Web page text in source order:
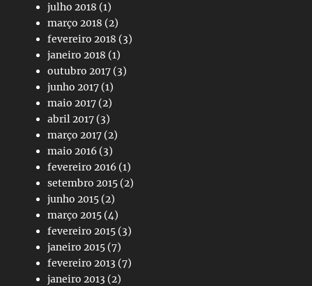
julho 2018 (1)
março 2018 (2)
fevereiro 2018 (3)
janeiro 2018 (1)
outubro 2017 (3)
junho 2017 (1)
maio 2017 (2)
abril 2017 (3)
março 2017 (2)
maio 2016 (3)
fevereiro 2016 (1)
setembro 2015 (2)
junho 2015 (2)
março 2015 (4)
fevereiro 2015 (3)
janeiro 2015 (7)
fevereiro 2013 (7)
janeiro 2013 (2)